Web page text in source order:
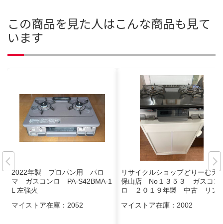
この商品を見た人はこんな商品も見て
います
2022年製 プロパン用 パロ
マ ガスコンロ PA-S42BMA-1
L 左強火
マイストア在庫： 2052
リサイクルショップどりーむ天
保山店 No１３５３ ガスコン
ロ ２０１９年製 中古 リン
マイストア在庫： 2002